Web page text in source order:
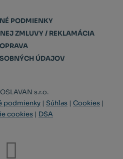
PODMIENKY
ZMLUVY / REKLAMÁCIA
ÚDAJOV
s.r.o.
podmienky | Súhlas | Cookies |
cookies | DSA